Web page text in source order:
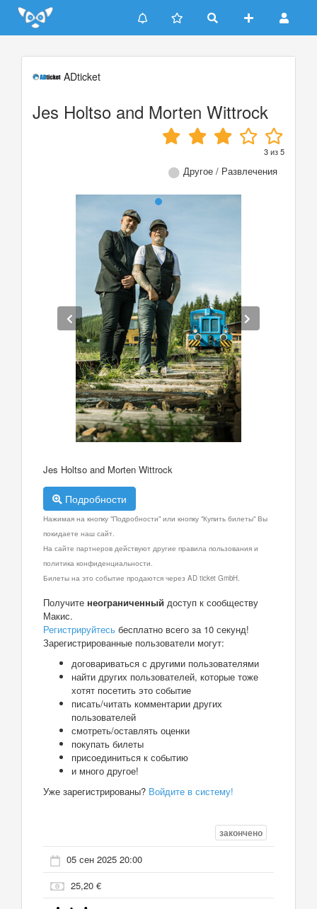
Update cookies preferences
ADticket
Jes Holtso and Morten Wittrock
3из5
Другое / Развлечения
Jes Holtso and Morten Wittrock
Подробности
Нажимая на кнопку "Подробности" или кнопку "Купить билеты" Вы
покидаете наш сайт.
На сайте партнеров действуют другие правила пользования и
политика конфиденциальности.
Билеты на это событие продаются через AD ticket GmbH.
Получите неограниченный доступ к сообществу
Макис.
Регистрируйтесь бесплатно всего за 10 секунд!
Зарегистрированные пользователи могут:
договариваться с другими пользователями
найти других пользователей, которые тоже
хотят посетить это событие
писать/читать комментарии других
пользователей
смотреть/оставлять оценки
покупать билеты
присоединиться к событию
и много другое!
Уже зарегистрированы? Войдите в систему!
закончено
05 сен 2025 20:00
25,20 €